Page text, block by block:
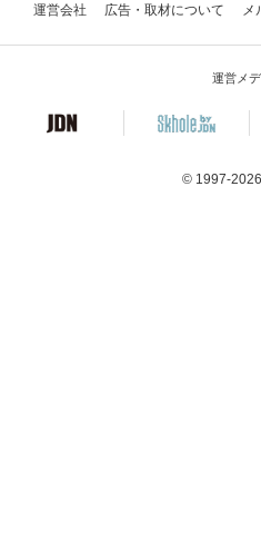
運営会社 広告・取材について メ
運営メ
© 1997-2026